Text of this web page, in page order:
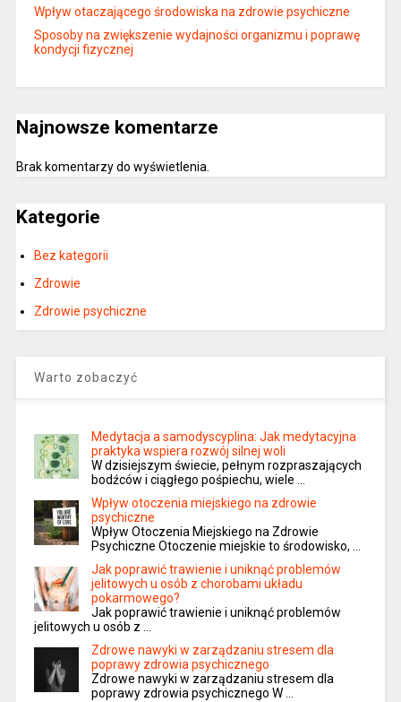
Wpływ otaczającego środowiska na zdrowie psychiczne
Sposoby na zwiększenie wydajności organizmu i poprawę
kondycji fizycznej
Najnowsze komentarze
Brak komentarzy do wyświetlenia.
Kategorie
Bez kategorii
Zdrowie
Zdrowie psychiczne
Warto zobaczyć
Medytacja a samodyscyplina: Jak medytacyjna
praktyka wspiera rozwój silnej woli
W dzisiejszym świecie, pełnym rozpraszających
bodźców i ciągłego pośpiechu, wiele …
Wpływ otoczenia miejskiego na zdrowie
psychiczne
Wpływ Otoczenia Miejskiego na Zdrowie
Psychiczne Otoczenie miejskie to środowisko, …
Jak poprawić trawienie i uniknąć problemów
jelitowych u osób z chorobami układu
pokarmowego?
Jak poprawić trawienie i uniknąć problemów
jelitowych u osób z …
Zdrowe nawyki w zarządzaniu stresem dla
poprawy zdrowia psychicznego
Zdrowe nawyki w zarządzaniu stresem dla
poprawy zdrowia psychicznego W …